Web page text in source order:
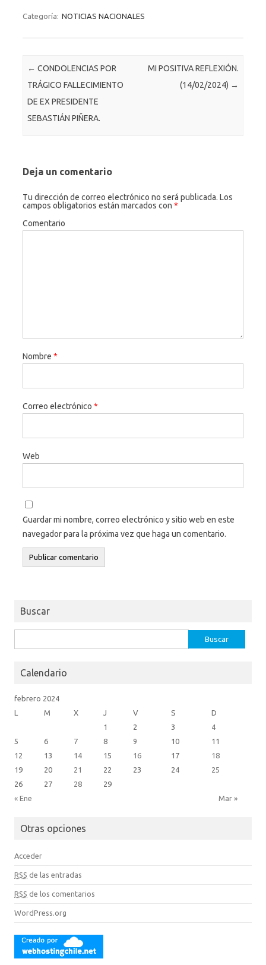
e
o
k
se
er
it ail lo
Categoría: NOTICIAS NACIONALES
Navegación de entradas
← CONDOLENCIAS POR
TRÁGICO FALLECIMIENTO
DE EX PRESIDENTE
SEBASTIÁN PIÑERA.
MI POSITIVA REFLEXIÓN.
(14/02/2024) →
Deja un comentario
Tu dirección de correo electrónico no será publicada. Los
campos obligatorios están marcados con *
Comentario
Nombre *
Correo electrónico *
Web
Guardar mi nombre, correo electrónico y sitio web en este
navegador para la próxima vez que haga un comentario.
Buscar
Calendario
febrero 2024
L
M X J V S D
« Ene Mar »
1 2 3
4
5
6 7 8 9 10
11
12
13 14 15 16 17
18
19
20 21 22 23 24
25
26
27 28 29
Otras opciones
Acceder
RSS de las entradas
RSS de los comentarios
WordPress.org